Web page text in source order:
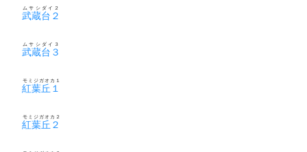
武蔵台２
ムサシダイ２
武蔵台３
ムサシダイ３
紅葉丘１
モミジガオカ１
紅葉丘２
モミジガオカ２